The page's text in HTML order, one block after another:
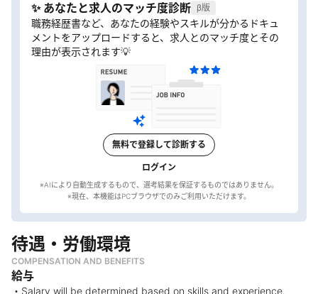
✨ あなたと求人のマッチ度診断 β版
職務経歴書など、あなたの経験やスキルが分かるドキュ
メントをアップロードすると、求人とのマッチ度とその
理由が表示されます💡
無料で登録して診断する
ログイン
※AIにより自動生成するもので、選考結果を保証するものではありません。
待遇・労働環境
COMPENSATION AND BENEFITS
給与
・Salary will be determined based on skills and experience.